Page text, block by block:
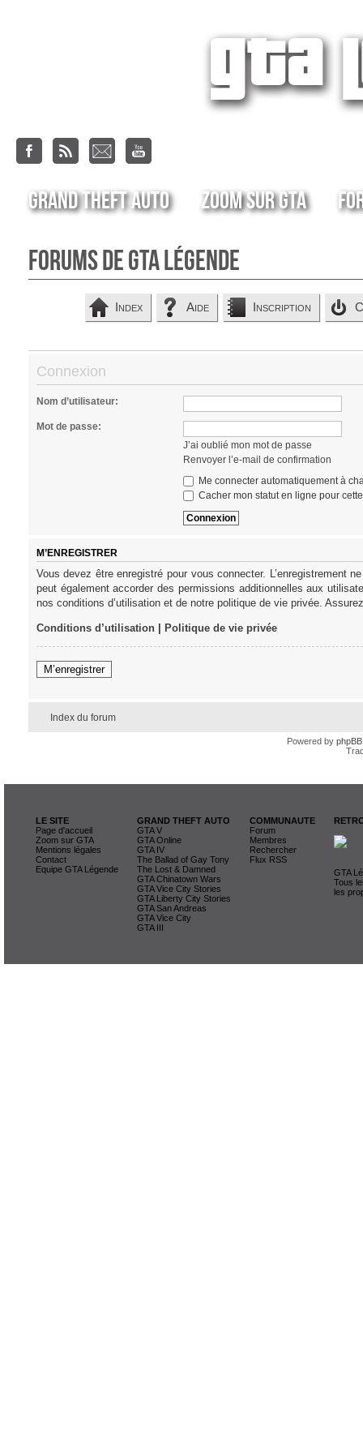
Grand Theft Auto Zoom sur GTA
Forums de GTA Légende
Index Aide Inscription
Connexion
Nom d’utilisateur:
Mot de passe:
J’ai oublié mon mot de passe
Renvoyer l’e-mail de confirmation
Me connecter automatiquement à
Cacher mon statut en ligne pour
M’ENREGISTRER
Vous devez être enregistré pour vous connecter. L’enregistrement
peut également accorder des permissions additionnelles aux
nos conditions d’utilisation et de notre politique de vie privée.
Conditions d’utilisation| Politique de vie privée
M’enregistrer
Index du forum
Powered by phpBB
LE SITE
Page d'accueil
Zoom sur GTA
Mentions légales
Contact
Equipe GTA Légende
GRAND THEFT AUTO
GTA V
GTA Online
GTA IV
The Ballad of Gay Tony
The Lost & Damned
GTA Chinatown Wars
GTA Vice City Stories
GTA Liberty City Stories
GTA San Andreas
GTA Vice City
GTA III
COMMUNAUTE
Forum
Membres
Rechercher
Flux RSS
GTA
Tous
les